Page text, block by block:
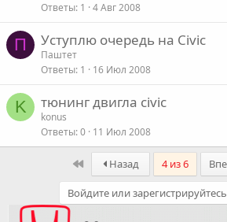
Ответы 1 4 Авг 2008
П Уступлю очередь на Civic
Паштет
Ответы 1 16 Июл 2008
K тюнинг двигла civic
konus
Ответы 0 11 Июл 2008
First Назад 4 из 6
Войдите или